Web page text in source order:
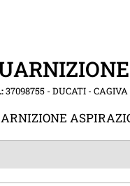
37098755 -DUCATI - CAGIVA